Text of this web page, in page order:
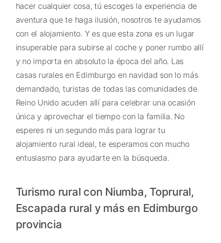
hacer cualquier cosa, tú escoges la experiencia de
aventura que te haga ilusión, nosotros te ayudamos
con el alojamiento. Y es que esta zona es un lugar
insuperable para subirse al coche y poner rumbo allí
y no importa en absoluto la época del año. Las
casas rurales en Edimburgo en navidad son lo más
demandado, turistas de todas las comunidades de
Reino Unido acuden allí para celebrar una ocasión
única y aprovechar el tiempo con la familia. No
esperes ni un segundo más para lograr tu
alojamiento rural ideal, te esperamos con mucho
entusiasmo para ayudarte en la búsqueda.
Turismo rural con Niumba, Toprural,
Escapada rural y más en Edimburgo
provincia